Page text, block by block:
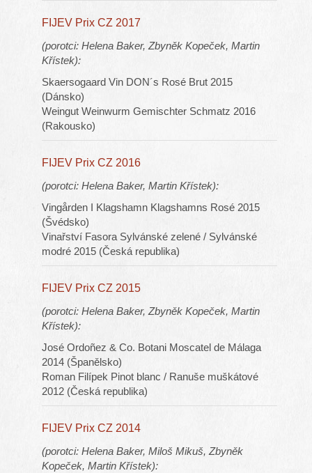
FIJEV Prix CZ 2017
(porotci: Helena Baker, Zbyněk Kopeček, Martin
Křístek):
Skaersogaard Vin DON´s Rosé Brut 2015
(Dánsko)
Weingut Weinwurm Gemischter Schmatz 2016
(Rakousko)
FIJEV Prix CZ 2016
(porotci: Helena Baker, Martin Křístek):
Vingården I Klagshamn Klagshamns Rosé 2015
(Švédsko)
Vinařství Fasora Sylvánské zelené / Sylvánské
modré 2015 (Česká republika)
FIJEV Prix CZ 2015
(porotci: Helena Baker, Zbyněk Kopeček, Martin
Křístek):
José Ordoñez & Co. Botani Moscatel de Málaga
2014 (Španělsko)
Roman Filípek Pinot blanc / Ranuše muškátové
2012 (Česká republika)
FIJEV Prix CZ 2014
(porotci: Helena Baker, Miloš Mikuš, Zbyněk
Kopeček, Martin Křístek):